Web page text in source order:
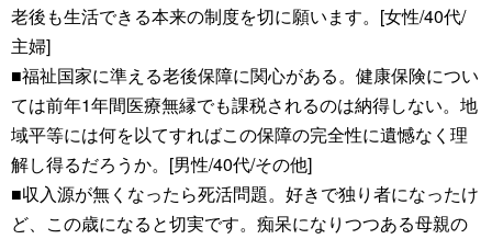
老後も生活できる本来の制度を切に願います。[女性/40代/
主婦]
■福祉国家に準える老後保障に関心がある。健康保険につい
ては前年1年間医療無縁でも課税されるのは納得しない。地
域平等には何を以てすればこの保障の完全性に遺憾なく理
解し得るだろうか。[男性/40代/その他]
■収入源が無くなったら死活問題。好きで独り者になったけ
ど、この歳になると切実です。痴呆になりつつある母親の